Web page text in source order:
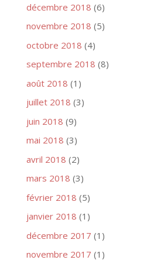
décembre 2018 (6)
novembre 2018 (5)
octobre 2018 (4)
septembre 2018 (8)
août 2018 (1)
juillet 2018 (3)
juin 2018 (9)
mai 2018 (3)
avril 2018 (2)
mars 2018 (3)
février 2018 (5)
janvier 2018 (1)
décembre 2017 (1)
novembre 2017 (1)